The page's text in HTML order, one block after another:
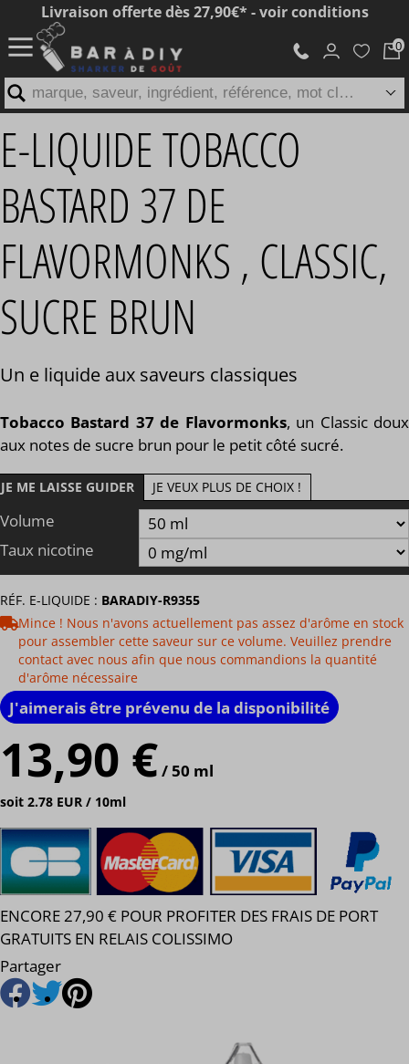
E-LIQUIDE TOBACCO
BASTARD 37 DE
FLAVORMONKS , CLASSIC,
SUCRE BRUN
Un e liquide aux saveurs classiques
Tobacco Bastard 37 de Flavormonks, un Classic doux
aux notes de sucre brun pour le petit côté sucré.
JE ME LAISSE GUIDER JE VEUX PLUS DE CHOIX !
Volume
Taux nicotine
RÉF. E-LIQUIDE : BARADIY-R9355
Mince ! Nous n'avons actuellement pas assez d'arôme en stock
pour assembler cette saveur sur ce volume. Veuillez prendre
contact avec nous afin que nous commandions la quantité
d'arôme nécessaire
J'aimerais être prévenu de la disponibilité
13,90 €/ 50 ml
soit 2.78 EUR / 10ml
ENCORE 27,90 € POUR PROFITER DES FRAIS DE PORT
GRATUITS EN RELAIS COLISSIMO
Partager
Livraison offerte dès 27,90€* - voir conditions
marque, saveur, ingrédient, référence, mot clé...